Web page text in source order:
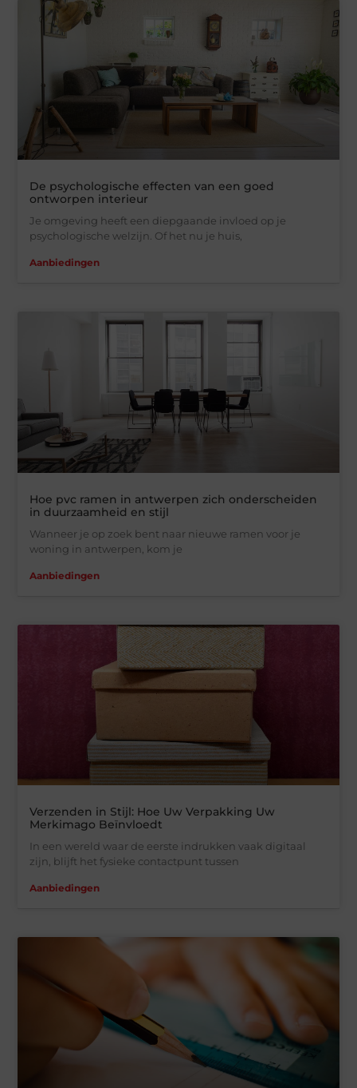
De psychologische effecten van een goed
ontworpen interieur
Je omgeving heeft een diepgaande invloed op je
psychologische welzijn. Of het nu je huis,
Aanbiedingen
Hoe pvc ramen in antwerpen zich onderscheiden
in duurzaamheid en stijl
Wanneer je op zoek bent naar nieuwe ramen voor je
woning in antwerpen, kom je
Aanbiedingen
Verzenden in Stijl: Hoe Uw Verpakking Uw
Merkimago Beïnvloedt
In een wereld waar de eerste indrukken vaak digitaal
zijn, blijft het fysieke contactpunt tussen
Aanbiedingen